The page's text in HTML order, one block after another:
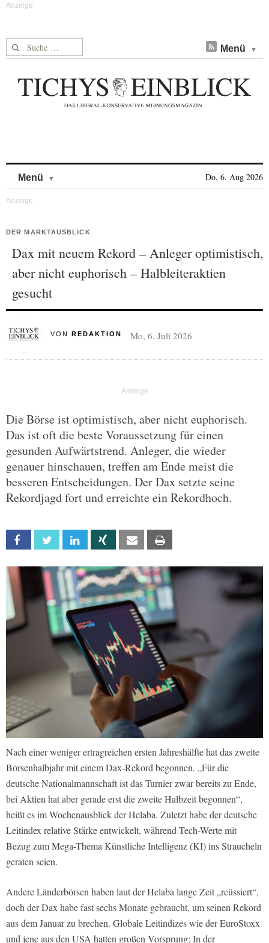
Suche nach: Menü
Menü Do, 6. Aug 2026
DER MARKTAUSBLICK
Dax mit neuem Rekord – Anleger optimistisch,
aber nicht euphorisch – Halbleiteraktien
gesucht
VON REDAKTION Mo, 6. Juli 2026
Die Börse ist optimistisch, aber nicht euphorisch.
Das ist oft die beste Voraussetzung für einen
gesunden Aufwärtstrend. Anleger, die wieder
genauer hinschauen, treffen am Ende meist die
besseren Entscheidungen. Der Dax setzte seine
Rekordjagd fort und erreichte ein Rekordhoch.
Facebook Twitter Linkedin Xing Email
Nach einer weniger ertragreichen ersten Jahreshälfte hat das zweite
Börsenhalbjahr mit einem Dax-Rekord begonnen. „Für die
deutsche Nationalmannschaft ist das Turnier zwar bereits zu Ende,
bei Aktien hat aber gerade erst die zweite Halbzeit begonnen“,
heißt es im Wochenausblick der Helaba. Zuletzt habe der deutsche
Leitindex relative Stärke entwickelt, während Tech-Werte mit
Bezug zum Mega-Thema Künstliche Intelligenz (KI) ins Straucheln
geraten seien.
Andere Länderbörsen haben laut der Helaba lange Zeit „reüssiert“,
doch der Dax habe fast sechs Monate gebraucht, um seinen Rekord
aus dem Januar zu brechen. Globale Leitindizes wie der EuroStoxx
und jene aus den USA hatten großen Vorsprung: In der